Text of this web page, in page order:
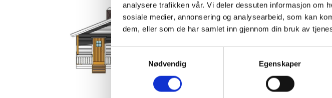
analysere trafikken vår. Vi deler dessuten informasjon om
sosiale medier, annonsering og analysearbeid, som kan
dem, eller som de har samlet inn gjennom din bruk av
Samtykkevalg
Nødvendig
Egenskaper